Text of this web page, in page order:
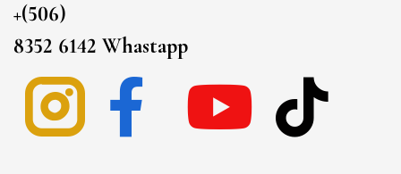
+(506)
8352 6142 Whastapp